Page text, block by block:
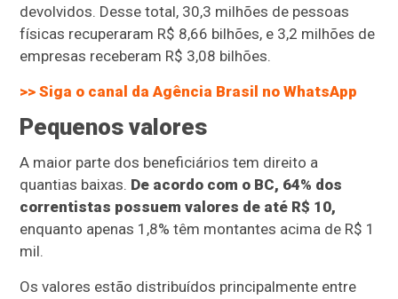
devolvidos. Desse total, 30,3 milhões de pessoas
físicas recuperaram R$ 8,66 bilhões, e 3,2 milhões de
empresas receberam R$ 3,08 bilhões.
>> Siga o canal daAgência Brasil no WhatsApp
Pequenos valores
A maior parte dos beneficiários tem direito a
quantias baixas. De acordo com o BC, 64% dos
correntistas possuem valores de até R$ 10,
enquanto apenas 1,8% têm montantes acima de R$ 1
mil.
Os valores estão distribuídos principalmente entre